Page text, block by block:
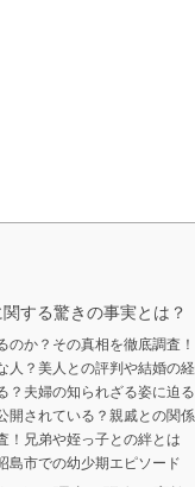
する驚きの事実とは？
のか？その真相を徹底調査！
人？美人との評判や結婚の
？夫婦の知られざる姿に迫る
開されている？親戚との関
！兄弟や姪っ子との絆とは
島市での幼少期エピソード